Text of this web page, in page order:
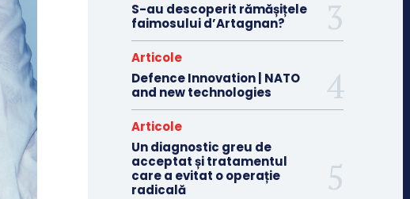
S-au descoperit rămășițele
faimosului d’Artagnan?
Articole
Defence Innovation | NATO
and new technologies
Articole
Un diagnostic greu de
acceptat și tratamentul
care a evitat o operație
radicală